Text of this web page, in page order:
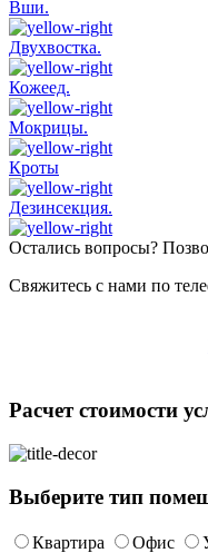
Вши.
Двухвостка.
Кожеед.
Мокрицы.
Кроты
Дезинсекция.
Остались вопросы?
Свяжитесь с нами по
Расчет стоимости
Выберите тип
Квартира Офис